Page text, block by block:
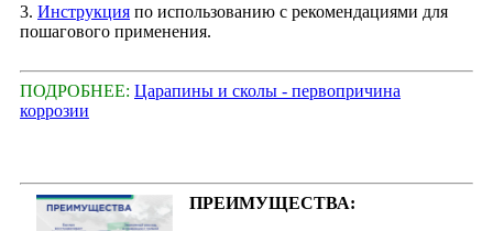
3. Инструкция по использованию с рекомендациями для
пошагового применения.
ПОДРОБНЕЕ: Царапины и сколы - первопричина
коррозии
ПРЕИМУЩЕСТВА: